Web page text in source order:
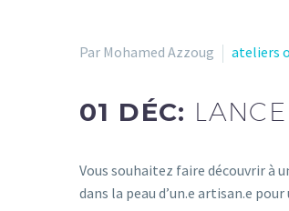
Par Mohamed Azzoug ateliers
01 DÉC:
Vous souhaitez faire découvrir à
dans la peau d’un.e artisan.e